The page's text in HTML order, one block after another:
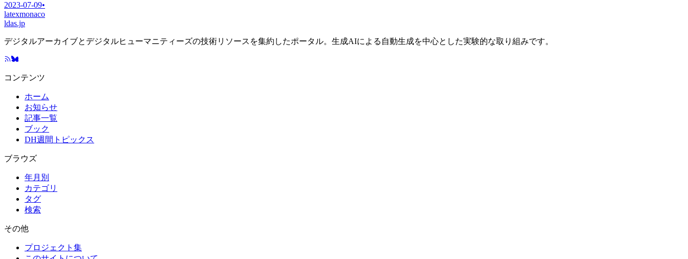
2023-07-09•
latexmonaco
ldas.jp
デジタルアーカイブとデジタルヒューマニティーズの技術リソースを集約したポータル。生成AIによる自動生成を中心とした実験的な取り組みです。
コンテンツ
ホーム
お知らせ
記事一覧
ブック
DH週間トピックス
ブラウズ
年月別
カテゴリ
タグ
検索
その他
プロジェクト集